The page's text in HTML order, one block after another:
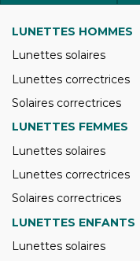
LUNETTES HOMMES
Lunettes solaires
Lunettes correctrices
Solaires correctrices
LUNETTES FEMMES
Lunettes solaires
Lunettes correctrices
Solaires correctrices
LUNETTES ENFANTS
Lunettes solaires